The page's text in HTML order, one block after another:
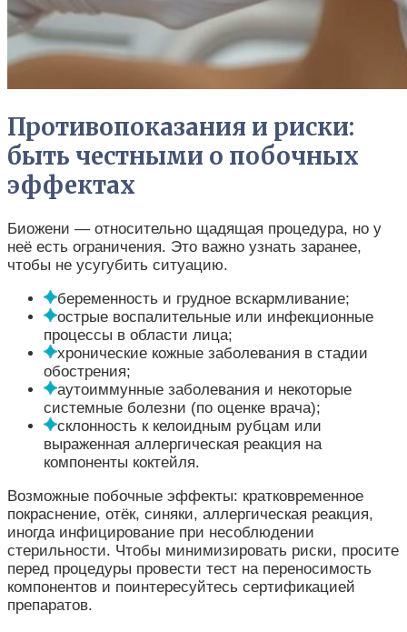
Противопоказания и риски:
быть честными о побочных
эффектах
Биожени — относительно щадящая процедура, но у
неё есть ограничения. Это важно узнать заранее,
чтобы не усугубить ситуацию.
беременность и грудное вскармливание;
острые воспалительные или инфекционные
процессы в области лица;
хронические кожные заболевания в стадии
обострения;
аутоиммунные заболевания и некоторые
системные болезни (по оценке врача);
склонность к келоидным рубцам или
выраженная аллергическая реакция на
компоненты коктейля.
Возможные побочные эффекты: кратковременное
покраснение, отёк, синяки, аллергическая реакция,
иногда инфицирование при несоблюдении
стерильности. Чтобы минимизировать риски, просите
перед процедуры провести тест на переносимость
компонентов и поинтересуйтесь сертификацией
препаратов.